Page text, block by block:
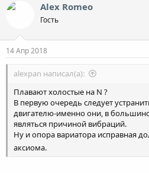
Alex Romeo
Гость
14 Апр 2018
alexpan написал(а):
Плавают холостые на N ?
В первую очередь следует
двигателю-именно они, в
являться причиной вибраций.
Ну и опора вариатора исправная
аксиома.